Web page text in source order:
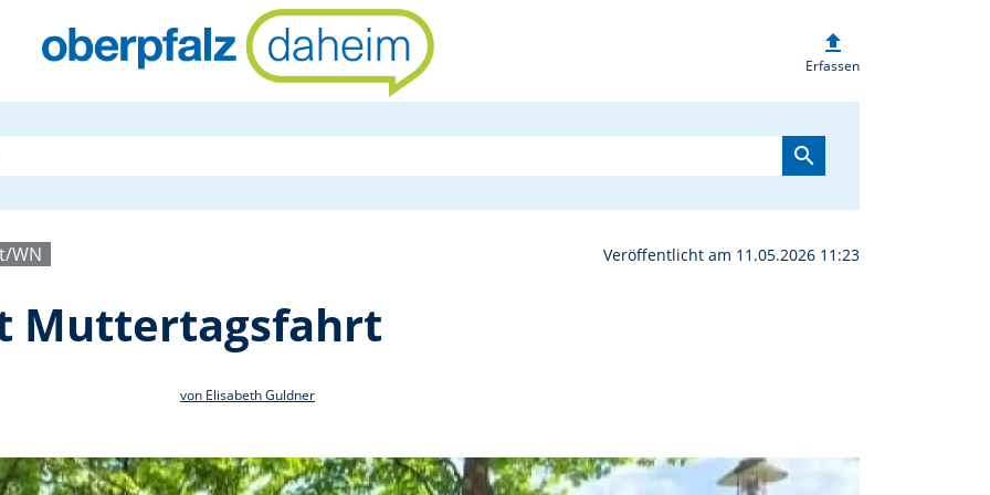
VdK OV Neustadt Muttertagsfahrt |
upload
Erfassen
search
WN Veröffentlicht am 11.05.2026 11:23
Muttertagsfahrt
von Elisabeth Guldner